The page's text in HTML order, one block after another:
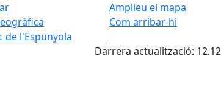
de l'Espunyola
Amplieu el mapa
Com arribar-hi
+
Darrera actualització: